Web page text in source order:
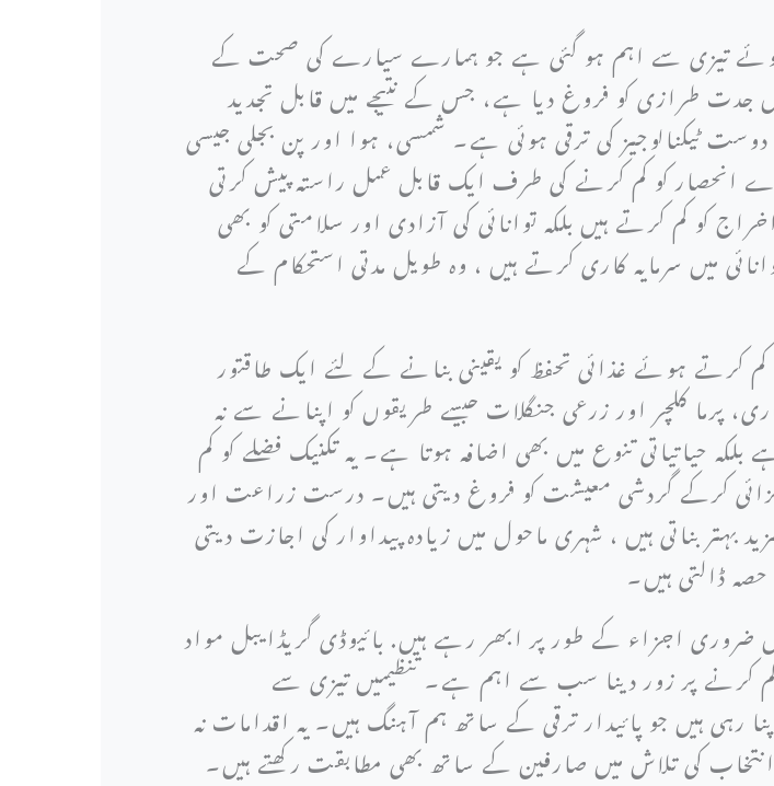
ہوئے تیزی سے اہم ہو گئی ہے جو ہمارے سیارے کی صحت کے
طرازی کو فروغ دیا ہے، جس کے نتیجے میں قابل تجدید
ٹیکنالوجیز کی ترقی ہوئی ہے۔ شمسی، ہوا اور پن بجلی جیسی
انحصار کو کم کرنے کی طرف ایک قابل عمل راستہ پیش کرتی
کو کم کرتے ہیں بلکہ توانائی کی آزادی اور سلامتی کو بھی
میں سرمایہ کاری کرتے ہیں ، وہ طویل مدتی استحکام کے
کرتے ہوئے غذائی تحفظ کو یقینی بنانے کے لئے ایک طاقتور
پرما کلچر اور زرعی جنگلات جیسے طریقوں کو اپنانے سے نہ
حیاتیاتی تنوع میں بھی اضافہ ہوتا ہے۔ یہ تکنیک فضلے کو کم
کرکے گردشی معیشت کو فروغ دیتی ہیں۔ درست زراعت اور
بناتی ہیں ، شہری ماحول میں زیادہ پیداوار کی اجازت دیتی
ڈالتی ہیں۔
اجزاء کے طور پر ابھر رہے ہیں. بائیوڈی گریڈایبل مواد
کرنے پر زور دینا سب سے اہم ہے۔ تنظیمیں تیزی سے
ہیں جو پائیدار ترقی کے ساتھ ہم آہنگ ہیں۔ یہ اقدامات نہ
کی تلاش میں صارفین کے ساتھ بھی مطابقت رکھتے ہیں۔